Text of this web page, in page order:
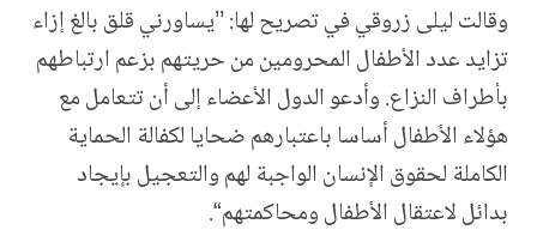
وقالت ليلى زروقي في تصريح لها: ’’يساورني قلق بالغ إزاء
تزايد عدد الأطفال المحرومين من حريتهم بزعم ارتباطهم
بأطراف النزاع. وأدعو الدول الأعضاء إلى أن تتعامل مع
هؤلاء الأطفال أساسا باعتبارهم ضحايا لكفالة الحماية
الكاملة لحقوق الإنسان الواجبة لهم والتعجيل بإيجاد
بدائل لاعتقال الأطفال ومحاكمتهم“.